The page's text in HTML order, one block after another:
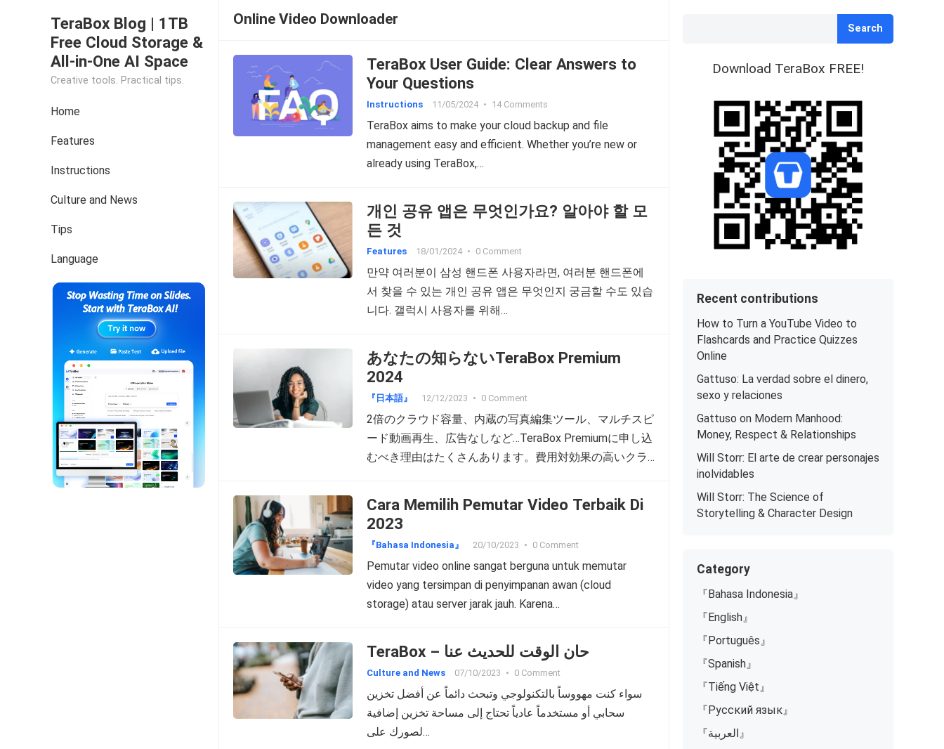
TeraBox Blog | 1TB
Free Cloud Storage &
All-in-One AI Space
Creative tools. Practical tips.
Home
Features
Instructions
Culture and News
Tips
Language
Online Video Downloader
TeraBox User Guide: Clear Answers to
Your Questions
Instructions 11/05/2024 • 14 Comments
TeraBox aims to make your cloud backup and file
management easy and efficient. Whether you’re new or
already using TeraBox,…
개인 공유 앱은 무엇인가요? 알아야 할 모
든 것
Features 18/01/2024 • 0 Comment
만약 여러분이 삼성 핸드폰 사용자라면, 여러분 핸드폰에
서 찾을 수 있는 개인 공유 앱은 무엇인지 궁금할 수도 있습
니다. 갤럭시 사용자를 위해…
あなたの知らないTeraBox Premium
2024
『日本語』 12/12/2023 • 0 Comment
2倍のクラウド容量、内蔵の写真編集ツール、マルチスピ
ード動画再生、広告なしなど…TeraBox Premiumに申し込
むべき理由はたくさんあります。費用対効果の高いクラ
ップを考えている人も、この記事を是非参考してくださ
い。TeraBox Premiumの最新特典と価格、そして無料ト
ライの裏技をご紹介します。 Download 1 TB Cloud
Storage Free TeraBox Free対Premium 保存スペース 総保
存スペース：1TBの無料クラウドストレージは、多くの
ユーザーがTeraBoxに惹かれた理由であり、クラウドス
トレージ市場において、他に類を見ない存在です。しか
かせないものとなり、より多くのストレージが必要にな
るかもしれません。この場合、TeraBox Premiumは2TB
のクラウドストレージのオプションを提供いたします。
個人用Vaultスペース：有料ユーザーは、機密ファイル用
のパスワードロックした、より大きな個人用Vaultスペー
スを利用することができます。無料プランには200MBの
Cara Memilih Pemutar Video Terbaik Di
2023
『Bahasa Indonesia』 20/10/2023 • 0 Comment
Pemutar video online sangat berguna untuk memutar
video yang tersimpan di penyimpanan awan (cloud
storage) atau server jarak jauh. Karena…
TeraBox – حان الوقت للحديث عنا
Culture and News 07/10/2023 • 0 Comment
سواء كنت مهووساً بالتكنولوجي وتبحث دائماً عن أفضل تخزين
سحابي أو مستخدماً عادياً تحتاج إلى مساحة تخزين إضافية
لصورك على…
Search
Download TeraBox FREE!
Recent contributions
How to Turn a YouTube Video to
Flashcards and Practice Quizzes
Online
Gattuso: La verdad sobre el dinero,
sexo y relaciones
Gattuso on Modern Manhood:
Money, Respect & Relationships
Will Storr: El arte de crear personajes
inolvidables
Will Storr: The Science of
Storytelling & Character Design
Category
『Bahasa Indonesia』
『English』
『Português』
『Spanish』
『Tiếng Việt』
『Русский язык』
『العربية』